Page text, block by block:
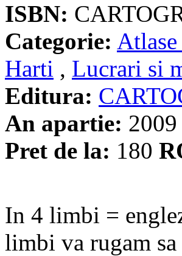
ISBN:
Categorie:
Harti , Lucrari si
Editura:
An apartie: 2009
Pret de la: 180
In 4 limbi =
limbi va rugam